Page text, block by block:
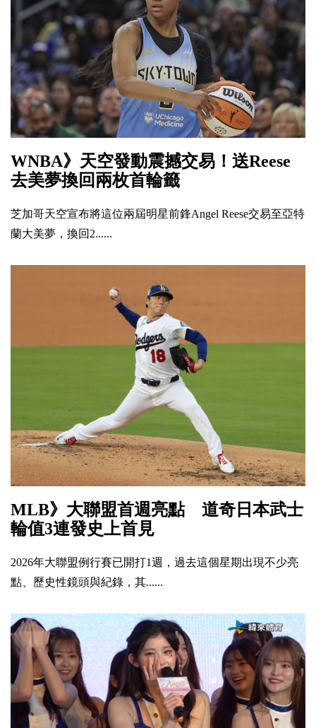
WNBA》天空發動震撼交易！送Reese
去美夢換回兩枚首輪籤
芝加哥天空宣布將這位兩屆明星前鋒Angel Reese交易至亞特
蘭大美夢，換回2......
MLB》大聯盟首週亮點 道奇日本武士
輪值3連發史上首見
2026年大聯盟例行賽已開打1週，過去這個星期出現不少亮
點、歷史性鏡頭與紀錄，其......